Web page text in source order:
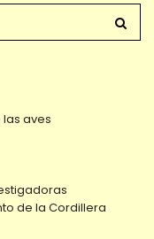
aves
de la Cordillera